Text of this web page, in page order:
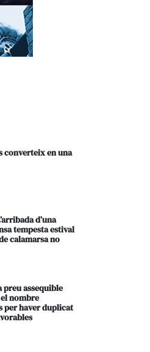
converteix en una
d’una
tempesta estival
calamarsa no
preu assequible
nombre
per haver duplicat